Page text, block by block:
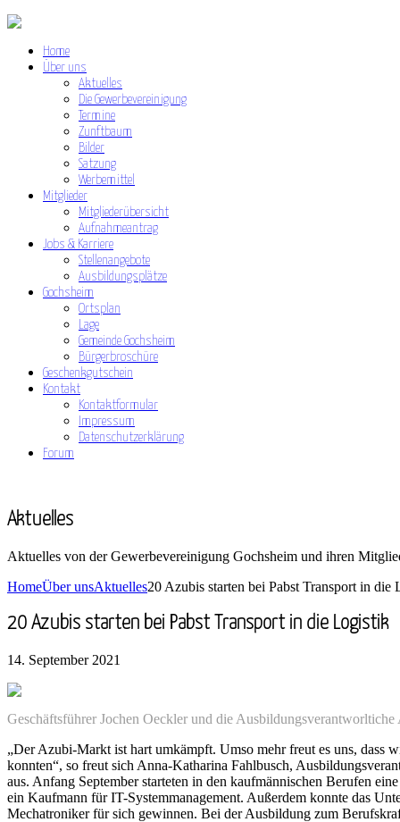
Home
Über uns
Aktuelles
Die Gewerbevereinigung
Termine
Zunftbaum
Bilder
Satzung
Werbemittel
Mitglieder
Mitgliederübersicht
Aufnahmeantrag
Jobs & Karriere
Stellenangebote
Ausbildungsplätze
Gochsheim
Ortsplan
Lage
Gemeinde Gochsheim
Bürgerbroschüre
Geschenkgutschein
Kontakt
Kontaktformular
Impressum
Datenschutzerklärung
Forum
Aktuelles
Aktuelles von der Gewerbevereinigung Gochsheim und ihren
HomeÜber unsAktuelles20 Azubis starten bei Pabst Transport in die
20 Azubis starten bei Pabst Transport in die Logistik
14. September 2021
Geschäftsführer Jochen Oeckler und die
„Der Azubi-Markt ist hart umkämpft. Umso mehr freut es uns, dass
konnten“, so freut sich Anna-Katharina Fahlbusch,
aus. Anfang September starteten in den kaufmännischen Berufen
ein Kaufmann für IT-Systemmanagement. Außerdem konnte das
Mechatroniker für sich gewinnen. Bei der Ausbildung zum